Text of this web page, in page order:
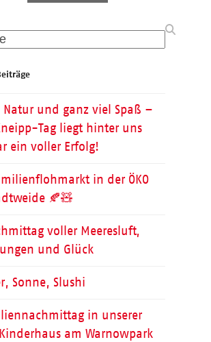
Natur und ganz viel Spaß –
Tag liegt hinter uns
ein voller Erfolg!
in der ÖKO
🍂🧸
voller Meeresluft,
und Glück
Sonne, Slushi
in unserer
am Warnowpark